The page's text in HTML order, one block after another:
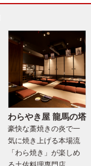
わらやき屋 龍馬の塔
豪快な藁焼きの炎で一
気に焼き上げる本場流
「わら焼き」が楽しめ